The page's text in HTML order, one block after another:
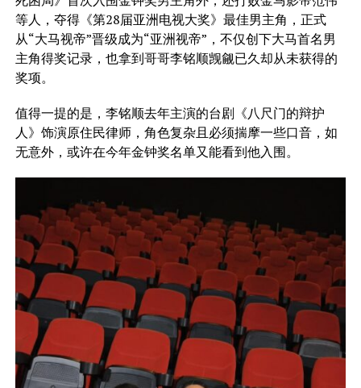
等人，夺得《第28届亚洲电视大奖》最佳男主角，正式
从“大马视帝”晋级成为“亚洲视帝”，不仅创下大马首名男
主角得奖记录，也拿到哥哥李铭顺觊觎已久却从未获得的
奖项。
值得一提的是，李铭顺去年主演的台剧《八尺门的辩护
人》饰演原住民律师，角色复杂且必须揣摩一些口音，如
无意外，或许在今年金钟奖名单又能看到他入围。